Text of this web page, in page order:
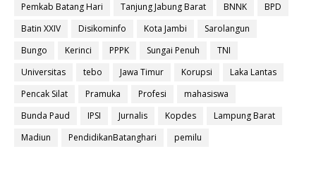
Pemkab Batang Hari
Tanjung Jabung Barat BNNK
BPD
Batin XXIV
Disikominfo Kota Jambi
Sarolangun
Bungo
Kerinci PPPK Sungai Penuh
TNI
Universitas
tebo Jawa Timur Korupsi
Laka Lantas
Pencak Silat
Pramuka Profesi
mahasiswa
Bunda Paud
IPSI Jurnalis Kopdes
Lampung Barat
Madiun
PendidikanBatanghari pemilu